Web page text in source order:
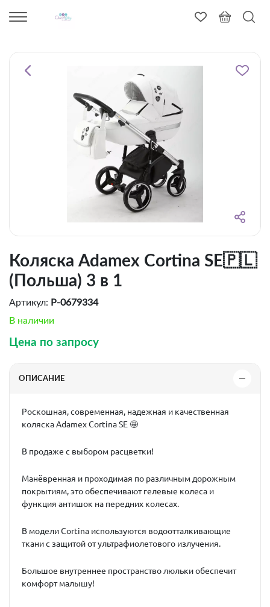
Коляска Adamex Cortina SE🇵🇱
(Польша) 3 в 1
Артикул: P-0679334
В наличии
Цена по запросу
ОПИСАНИЕ
Роскошная, современная, надежная и качественная
коляска Adamex Cortina SE 🤩
В продаже с выбором расцветки!
Манёвренная и проходимая по различным дорожным
покрытиям, это обеспечивают гелевые колеса и
функция антишок на передних колесах.
В модели Cortina используются водоотталкивающие
ткани с защитой от ультрафиолетового излучения.
Большое внутреннее пространство люльки обеспечит
комфорт малышу!